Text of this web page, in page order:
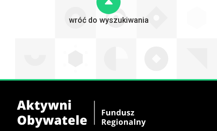
wróć do wyszukiwania